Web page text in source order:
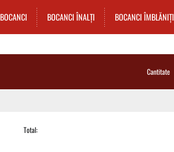
BOCANCI BOCANCI ÎNALȚI BOCANCI ÎMBLĂNIȚI
Cantitate
Total: